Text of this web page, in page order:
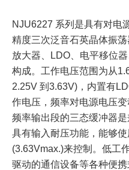
NJU6227 系列是具有对电
精度三次泛音石英晶体振
放大器、LDO、电平移位
构成。工作电压范围为从
2.25V 到3.63V)，内置有
作电压，频率对电源电压
频率输出段的三态缓冲器
具有输入耐压功能，能够
(3.63Vmax.)来控制。低工
驱动的通信设备等各种便携